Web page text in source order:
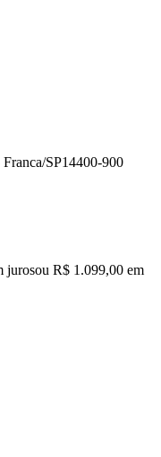
SP14400-900
jurosou R$ 1.099,00 em